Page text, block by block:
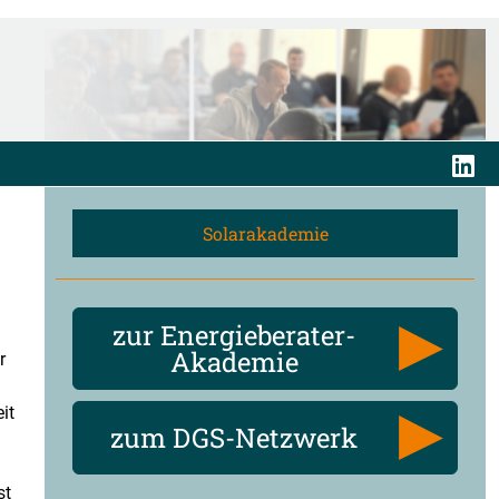
Solarakademie
zur Energieberater-
Akademie
zum DGS-Netzwerk